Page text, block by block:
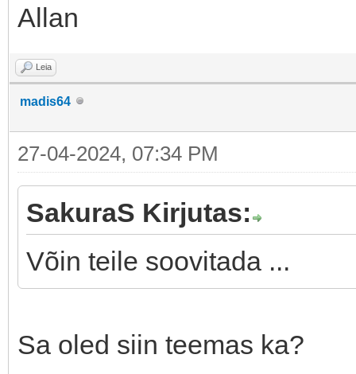
Allan
Leia
madis64
27-04-2024, 07:34 PM
SakuraS Kirjutas:
Võin teile soovitada ...
Sa oled siin teemas ka?